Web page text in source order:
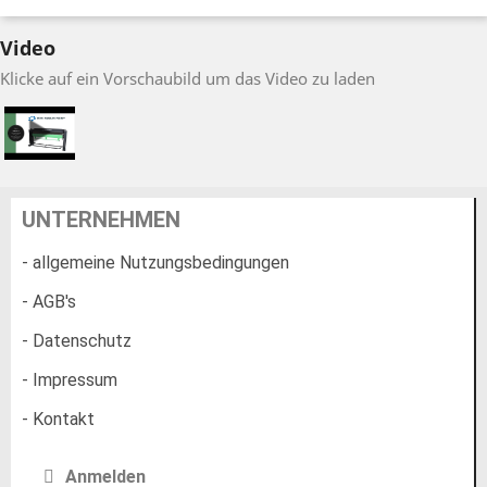
Video
Klicke auf ein Vorschaubild um das Video zu laden
UNTERNEHMEN
- allgemeine Nutzungsbedingungen
- AGB's
- Datenschutz
- Impressum
- Kontakt
Anmelden